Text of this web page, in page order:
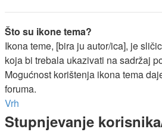
Što su ikone tema?
Ikona teme, [bira ju autor/ica], je
koja bi trebala ukazivati na sadržaj
Mogućnost korištenja ikona tema
foruma.
Vrh
Stupnjevanje